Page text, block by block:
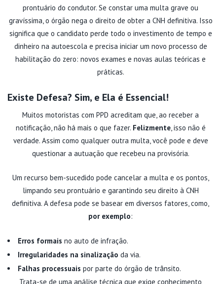
prontuário do condutor. Se constar uma multa grave ou
gravíssima, o órgão nega o direito de obter a CNH definitiva. Isso
significa que o candidato perde todo o investimento de tempo e
dinheiro na autoescola e precisa iniciar um novo processo de
habilitação do zero: novos exames e novas aulas teóricas e
práticas.
Existe Defesa? Sim, e Ela é Essencial!
Muitos motoristas com PPD acreditam que, ao receber a
notificação, não há mais o que fazer. Felizmente, isso não é
verdade. Assim como qualquer outra multa, você pode e deve
questionar a autuação que recebeu na provisória.
Um recurso bem-sucedido pode cancelar a multa e os pontos,
limpando seu prontuário e garantindo seu direito à CNH
definitiva. A defesa pode se basear em diversos fatores, como,
por exemplo:
Erros formais no auto de infração.
Irregularidades na sinalização da via.
Falhas processuais por parte do órgão de trânsito.
Trata-se de uma análise técnica que exige conhecimento